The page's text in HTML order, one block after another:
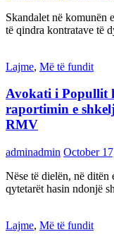
Skandalet në komunën
të qindra kontratave të
Lajme, Më të fundit
Avokati i Popullit
raportimin e
RMV
adminadmin October
Nëse të dielën, në ditën
qytetarët hasin ndonjë
Lajme, Më të fundit